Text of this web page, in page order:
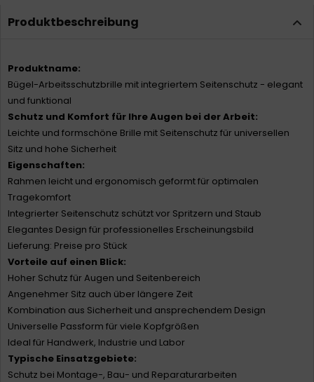
Produktbeschreibung
Produktname:
Bügel-Arbeitsschutzbrille mit integriertem Seitenschutz - elegant
und funktional
Schutz und Komfort für Ihre Augen bei der Arbeit:
Leichte und formschöne Brille mit Seitenschutz für universellen
Sitz und hohe Sicherheit
Eigenschaften:
Rahmen leicht und ergonomisch geformt für optimalen
Tragekomfort
Integrierter Seitenschutz schützt vor Spritzern und Staub
Elegantes Design für professionelles Erscheinungsbild
Lieferung: Preise pro Stück
Vorteile auf einen Blick:
Hoher Schutz für Augen und Seitenbereich
Angenehmer Sitz auch über längere Zeit
Kombination aus Sicherheit und ansprechendem Design
Universelle Passform für viele Kopfgrößen
Ideal für Handwerk, Industrie und Labor
Typische Einsatzgebiete:
Schutz bei Montage-, Bau- und Reparaturarbeiten